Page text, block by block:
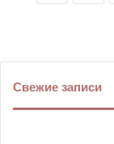
Свежие записи